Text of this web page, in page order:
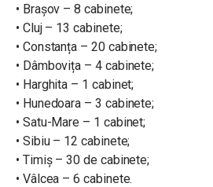
• Brașov – 8 cabinete;
• Cluj – 13 cabinete;
• Constanța – 20 cabinete;
• Dâmbovița – 4 cabinete;
• Harghita – 1 cabinet;
• Hunedoara – 3 cabinete;
• Satu-Mare – 1 cabinet;
• Sibiu – 12 cabinete;
• Timiș – 30 de cabinete;
• Vâlcea – 6 cabinete.